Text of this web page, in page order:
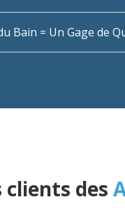
Bain = Un Gage de
clients des